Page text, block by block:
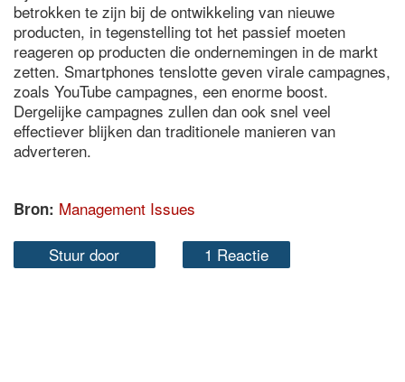
betrokken te zijn bij de ontwikkeling van nieuwe
producten, in tegenstelling tot het passief moeten
reageren op producten die ondernemingen in de markt
zetten. Smartphones tenslotte geven virale campagnes,
zoals YouTube campagnes, een enorme boost.
Dergelijke campagnes zullen dan ook snel veel
effectiever blijken dan traditionele manieren van
adverteren.
Bron: Management Issues
Stuur door 1 Reactie